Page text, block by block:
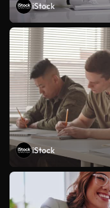
iStock
iStock